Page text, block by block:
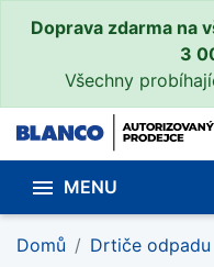
Doprava zdarma na
3
Všechny
 MENU
Domů Drtiče odpadu